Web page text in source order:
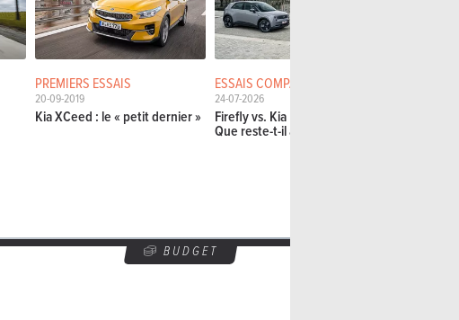
PREMIERS ESSAIS
20-09-2019
Kia XCeed : le « petit dernier »
ESSAIS COMPARATIFS
24-07-2026
Firefly vs. Kia EV2 42,2 kWh:
Que reste-t-il aux grandes?
BUDGET